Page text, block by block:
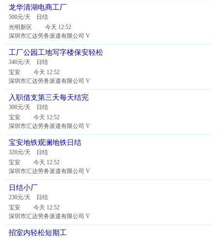
龙华清湖电商工厂
500元/天 日结
光明新区 今天 12:52
深圳市汇达劳务派遣有限公司 V
工厂公园工地写字楼保安轻松
340元/天 日结
宝安 今天 12:52
深圳市汇达劳务派遣有限公司 V
入职借支第三天每天结完
300元/天 日结
宝安 今天 12:52
深圳市汇达劳务派遣有限公司 V
宝安地铁观澜地铁日结
320元/天 日结
宝安 今天 12:52
深圳市汇达劳务派遣有限公司 V
日结小厂
230元/天 日结
宝安 今天 12:52
深圳市汇达劳务派遣有限公司 V
招室内轻松短期工